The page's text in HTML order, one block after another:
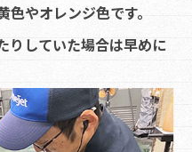
やオレンジ色です。
りしていた場合は早めに